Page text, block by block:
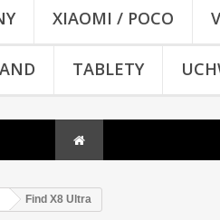
XIAOMI / POCO
TABLETY
Find X8 Ultra